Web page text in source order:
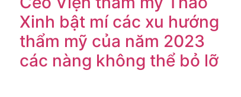
Xinh bật mí các xu hướng
thẩm mỹ của năm 2023
các nàng không thể bỏ lỡ